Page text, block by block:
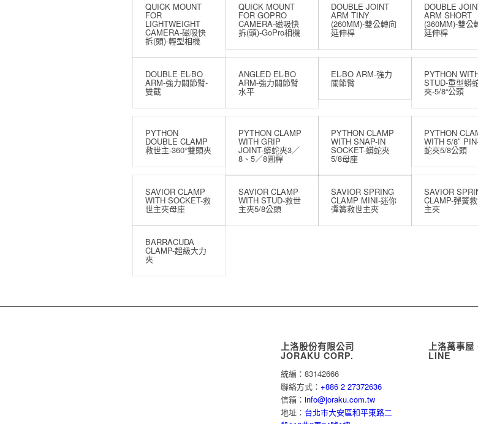
QUICK MOUNT
FOR
LIGHTWEIGHT
CAMERA-磁吸快
拆(頭)-輕型相機
QUICK MOUNT
FOR GOPRO
CAMERA-磁吸快
拆(頭)-GoPro相機
DOUBLE JOINT
ARM TINY
(260MM)-雙公轉向
延伸桿
DOUBLE
ARM SHORT
(360MM)-雙公
延伸桿
DOUBLE EL-BO
ARM-強力關節臂-
雙截
ANGLED EL-BO
ARM-強力關節臂
水平
EL-BO ARM-強力
關節臂
PYTHON
STUD-重型蟒
夾-5/8“公頭
PYTHON
DOUBLE CLAMP
救世主-360°雙頭夾
PYTHON CLAMP
WITH GRIP
JOINT-蟒蛇夾3／
8、5／8圓桿
PYTHON CLAMP
WITH SNAP-IN
SOCKET-蟒蛇夾
5/8母座
PYTHON
WITH 5/8″
蛇夾5/8公頭
SAVIOR CLAMP
WITH SOCKET-救
世主夾母座
SAVIOR CLAMP
WITH STUD-救世
主夾5/8公頭
SAVIOR SPRING
CLAMP MINI-迷你
彈簧救世主夾
SAVIOR
CLAMP-彈簧
主夾
BARRACUDA
CLAMP-超級大力
夾
上洛股份有限公司
JORAKU CORP.
統編：83142666
聯絡方式：+886 2 27372636
信箱：info@joraku.com.tw
地址： 台北市大安區和平東路二
上洛萬事
LINE